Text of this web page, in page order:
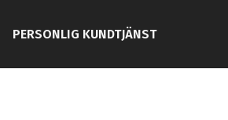
PERSONLIG KUNDTJÄNST